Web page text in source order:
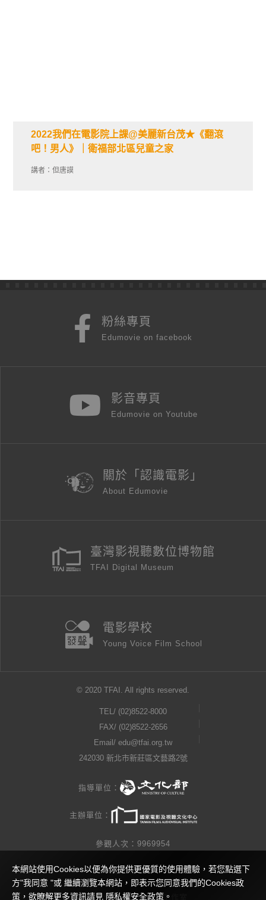
2022我們在電影院上課@美麗新台茂★《翻滾
吧！男人》｜衛福部北區兒童之家
講者：但唐謨
粉絲專頁
Edumovie on facebook
影音專頁
Edumovie on Youtube
關於「認識電影」
About Edumovie
臺灣影視聽數位博物館
TFAI Digital Museum
電影學校
Young Voice Film School
© 2020 TFAI. All rights reserved.
TEL/ (02)8522-8000
FAX/ (02)8522-2656
Email/ edu@tfai.org.tw
242030 新北市新莊區文藝路2號
指導單位：
主辦單位：
參觀人次：9969954
隱私權公告
網站製作 / 瓜口瓜設計工作室
本網站使用Cookies以便為你提供更優質的使用體驗，若您點選下
方"我同意 "或 繼續瀏覽本網站，即表示您同意我們的Cookies政
策，欲瞭解更多資訊請見 隱私權安全政策 。